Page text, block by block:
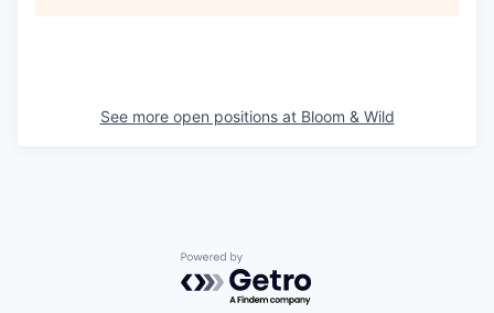
See more open positions at Bloom & Wild
Powered by Getro.com